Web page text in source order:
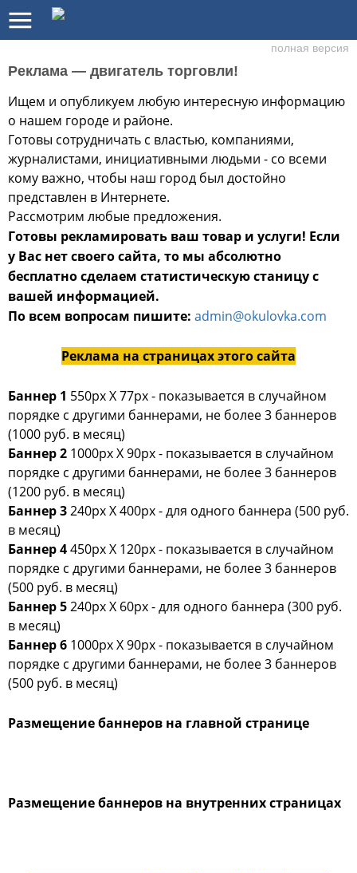
полная версия
Реклама — двигатель торговли!
Ищем и опубликуем любую интересную информацию
о нашем городе и районе.
Готовы сотрудничать с властью, компаниями,
журналистами, инициативными людьми - со всеми
кому важно, чтобы наш город был достойно
представлен в Интернете.
Рассмотрим любые предложения.
Готовы рекламировать ваш товар и услуги! Если
у Вас нет своего сайта, то мы абсолютно
бесплатно сделаем статистическую станицу с
вашей информацией.
По всем вопросам пишите: admin@okulovka.com
Реклама на страницах этого сайта
Баннер 1 550px Х 77px - показывается в случайном
порядке с другими баннерами, не более 3 баннеров
(1000 руб. в месяц)
Баннер 2 1000px Х 90px - показывается в случайном
порядке с другими баннерами, не более 3 баннеров
(1200 руб. в месяц)
Баннер 3240px Х 400px - для одного баннера (500 руб.
в месяц)
Баннер 4450px Х 120px - показывается в случайном
порядке с другими баннерами, не более 3 баннеров
(500 руб. в месяц)
Баннер 5240px Х 60px - для одного баннера (300 руб.
в месяц)
Баннер 6 1000px Х 90px - показывается в случайном
порядке с другими баннерами, не более 3 баннеров
(500 руб. в месяц)
Размещение баннеров на главной странице
Размещение баннеров на внутренних страницах